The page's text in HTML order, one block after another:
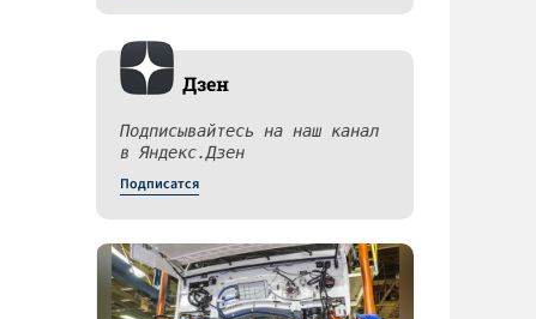
Дзен
Подписывайтесь на наш канал
в Яндекс.Дзен
Подписатся